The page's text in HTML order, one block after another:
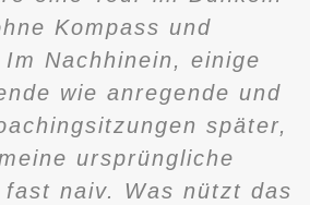
Kompass und
Nachhinein, einige
wie anregende und
später,
ursprüngliche
fast naiv. Was nützt das